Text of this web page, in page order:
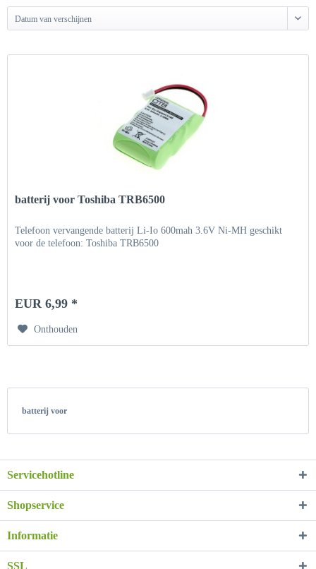
Datum van verschijnen
batterij voor Toshiba TRB6500
Telefoon vervangende batterij Li-Io 600mah 3.6V Ni-MH geschikt
voor de telefoon: Toshiba TRB6500
EUR 6,99 *
Onthouden
batterij voor
Servicehotline
Shopservice
Informatie
SSL